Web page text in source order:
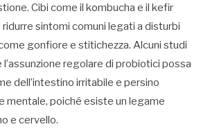
Cibi come il kombucha e il kefir
sintomi comuni legati a disturbi
gonfiore e stitichezza. Alcuni studi
regolare di probiotici possa
dell’intestino irritabile e persino
mentale, poiché esiste un legame
e cervello.